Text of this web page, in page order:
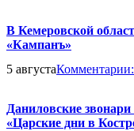
В Кемеровской
«Кампанъ»
5 августаКомментарии:
Даниловские
«Царские дни в